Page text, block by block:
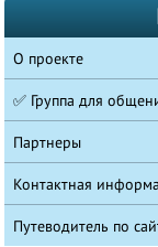
О проекте
✅ Группа для
Партнеры
Контактная
Путеводитель по